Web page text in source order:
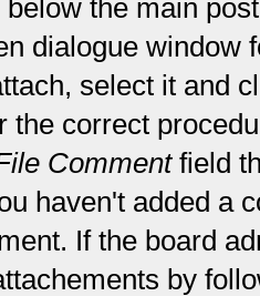
the main
dialogue window
select it and
the correct
Commentfield
haven't added a
If the board
by